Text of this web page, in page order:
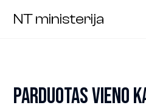
NT ministerija
PARDUOTAS VIENO